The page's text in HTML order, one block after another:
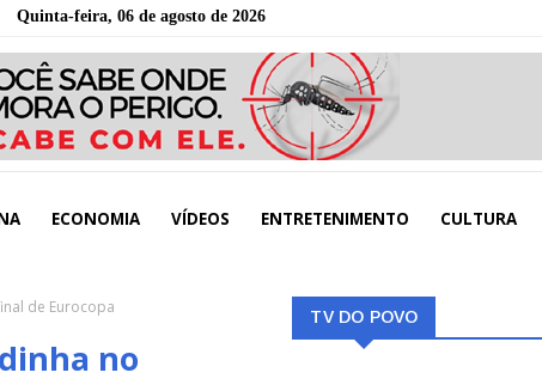
Quinta-feira, 06 de agosto de 2026
ECONOMIA VÍDEOS ENTRETENIMENTO CULTURA
de Eurocopa
no
TV DO POVO